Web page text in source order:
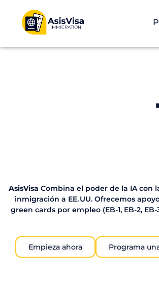
AsisVisa Combina el poder de la IA con
inmigración a EE. UU. Ofrecemos
green cards por empleo (EB-1, EB-2,
Empieza ahora Programa